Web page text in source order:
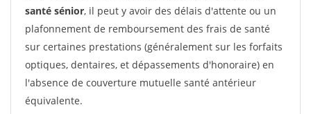
santé sénior, il peut y avoir des délais d'attente ou un
plafonnement de remboursement des frais de santé
sur certaines prestations (généralement sur les forfaits
optiques, dentaires, et dépassements d'honoraire) en
l'absence de couverture mutuelle santé antérieur
équivalente.